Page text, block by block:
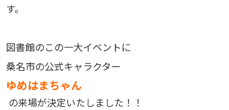
す。
図書館のこの一大イベントに
桑名市の公式キャラクター
ゆめはまちゃん
の来場が決定いたしました！！